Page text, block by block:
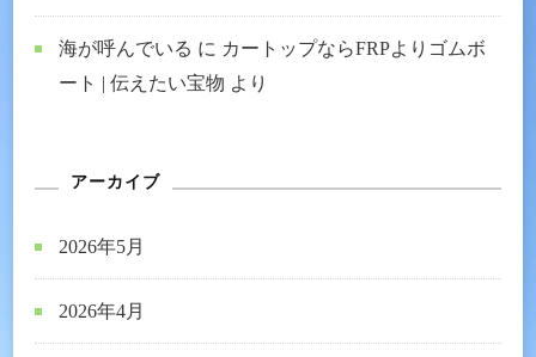
海が呼んでいる に カートップならFRPよりゴムボ
ート | 伝えたい宝物 より
アーカイブ
2026年5月
2026年4月